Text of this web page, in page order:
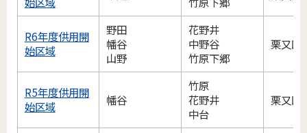
R6年度供用開
始区域
野田
幡谷
山野
花野井
中野谷
竹原下郷
栗又四
R5年度供用開
始区域
幡谷
竹原
花野井
中台
栗又四